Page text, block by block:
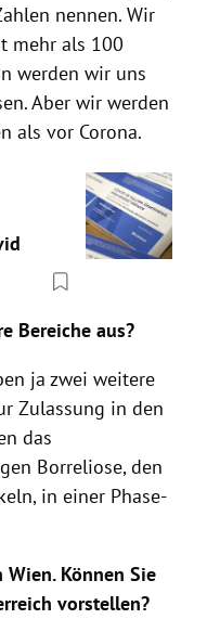
nennen. Wir
mehr als 100
werden wir uns
Aber wir werden
als vor Corona.
Bereiche aus?
ja zwei weitere
Zulassung in den
das
Borreliose, den
in einer Phase-
Können Sie
vorstellen?